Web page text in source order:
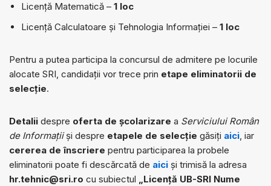
Licență Matematică – 1 loc
Licență Calculatoare și Tehnologia Informației – 1 loc
Pentru a putea participa la concursul de admitere pe locurile
alocate SRI, candidații vor trece prin etape eliminatorii de
selecție.
Detalii despre oferta de școlarizare a Serviciului Român
de Informațiiși despre etapele de selecție găsiți aici, iar
cererea de înscriere pentru participarea la probele
eliminatorii poate fi descărcată de aici și trimisă la adresa
hr.tehnic@sri.ro cu subiectul „Licenţă UB-SRI Nume